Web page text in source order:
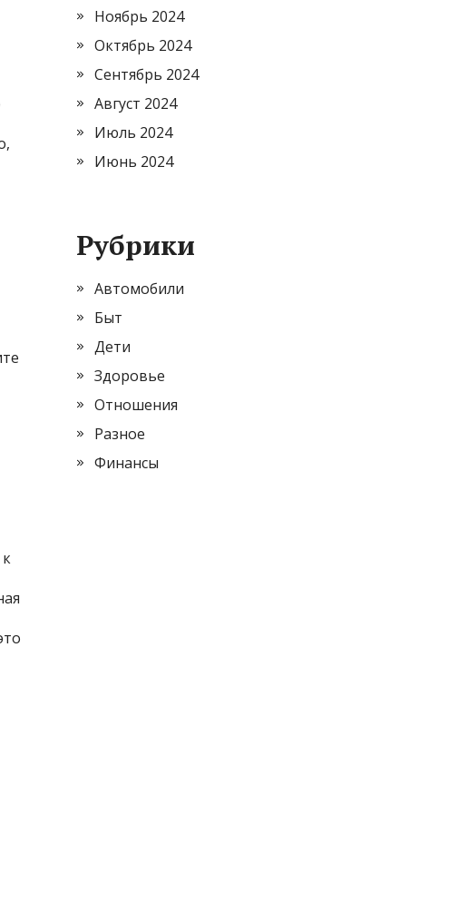
Ноябрь 2024
Октябрь 2024
Сентябрь 2024
Август 2024
Июль 2024
Июнь 2024
Рубрики
Автомобили
Быт
Дети
Здоровье
Отношения
Разное
Финансы